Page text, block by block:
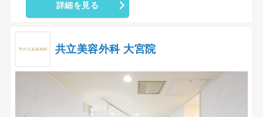
詳細を見る
共立美容外科 大宮院